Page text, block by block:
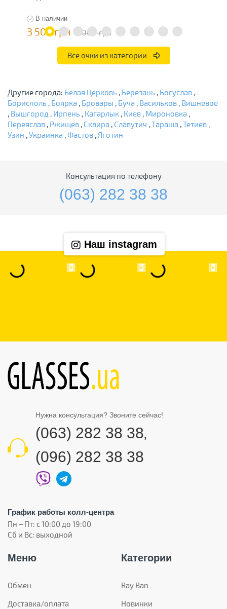
В наличии
3 500 грн 7 000 грн
Все очки из категории
Другие города: Белая Церковь , Березань , Богуслав ,
Борисполь , Боярка , Бровары , Буча , Васильков , Вишневое
, Вышгород , Ирпень , Кагарлык , Киев , Мироновка ,
Переяслав , Ржищев , Сквира , Славутич ,Тараща ,Тетиев ,
Узин ,Украинка ,Фастов , Яготин
Консультация по телефону
(063) 282 38 38
Наш instagram
Нужна консультация? Звоните сейчас!
(063) 282 38 38,
(096) 282 38 38
График работы колл-центра
Пн – Пт: с 10:00 до 19:00
Сб и Вс: выходной
Меню
Обмен
Доставка/оплата
Категории
Ray Ban
Новинки